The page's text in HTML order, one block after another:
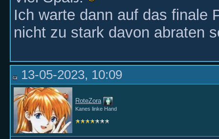
Ich warte dann auf das finale
nicht zu stark davon abraten
13-05-2023, 10:09
RoteZora
Kanes linke Hand